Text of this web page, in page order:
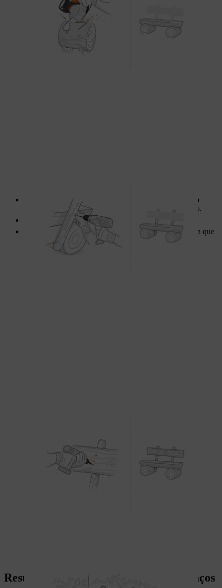
fixar aos pés e ao assento.
Por fim, aparafuse a tábua das costas aos suportes a uma
altura que lhe permita recostar-se quando estiver sentado.
Certifique-se de que a posição é confortável.
Fixe as costas com dois parafusos por suporte de modo a que
a madeira não empene.
Resumo: banco de bricolage para espaços